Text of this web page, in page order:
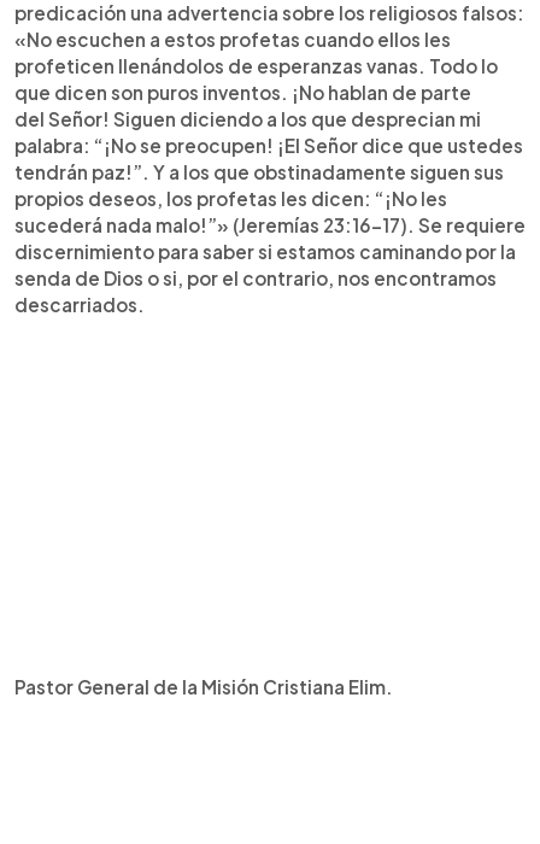
predicación una advertencia sobre los religiosos falsos:
«No escuchen a estos profetas cuando ellos les
profeticen llenándolos de esperanzas vanas. Todo lo
que dicen son puros inventos. ¡No hablan de parte
del Señor! Siguen diciendo a los que desprecian mi
palabra: “¡No se preocupen! ¡El Señor dice que ustedes
tendrán paz!”. Y a los que obstinadamente siguen sus
propios deseos, los profetas les dicen: “¡No les
sucederá nada malo!”» (Jeremías 23:16-17). Se requiere
discernimiento para saber si estamos caminando por la
senda de Dios o si, por el contrario, nos encontramos
descarriados.
Pastor General de la Misión Cristiana Elim.